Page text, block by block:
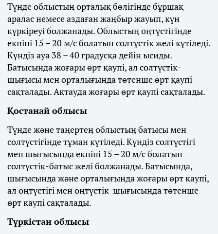
Түнде облыстың орталық бөлігінде бұршақ
аралас немесе аздаған жаңбыр жауып, күн
күркіреуі болжанады. Облыстың оңтүстігінде
екпіні 15 – 20 м/с болатын солтүстік желі күтіледі.
Күндіз ауа 38 – 40 градусқа дейін ысиды.
Батысында жоғары өрт қаупі, ал солтүстік-
шығысы мен орталығында төтенше өрт қаупі
сақталады. Ақтауда жоғары өрт қаупі сақталады.
Қостанай облысы
Түнде және таңертең облыстың батысы мен
солтүстігінде тұман күтіледі. Күндіз солтүстігі
мен шығысында екпіні 15 – 20 м/с болатын
солтүстік-батыс желі болжанады. Батысында,
шығысында және орталығында жоғары өрт қаупі,
ал оңтүстігі мен оңтүстік-шығысында төтенше
өрт қаупі сақталады.
Түркістан облысы